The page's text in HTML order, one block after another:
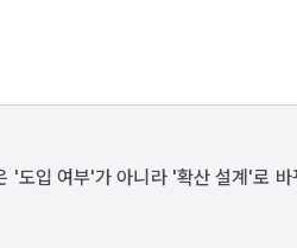
'도입 여부'가 아니라 '확산 설계'로 바